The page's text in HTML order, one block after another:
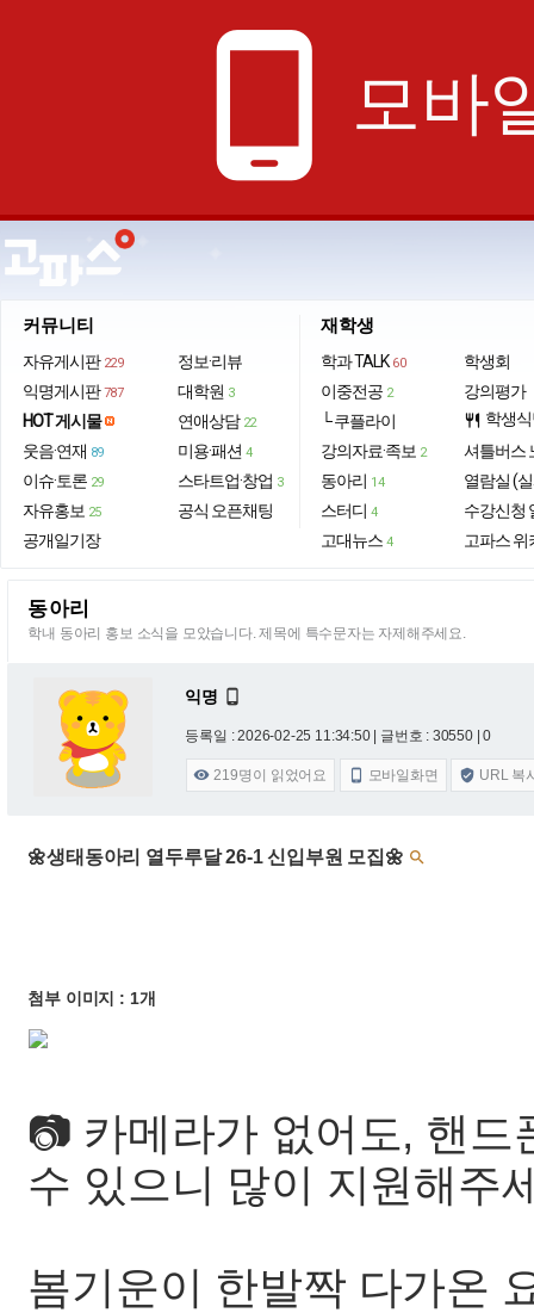
phone_android 모바
커뮤니티
자유게시판 229
익명게시판 787
HOT 게시물
웃음·연재 89
이슈·토론 29
자유홍보 25
공개일기장
정보·리뷰
대학원 3
연애상담 22
미용·패션 4
스타트업·창업 3
공식 오픈채팅
재학생
학과 TALK 60
이중전공 2
└ 쿠플라이
강의자료·족보 2
동아리 14
스터디 4
고대뉴스 4
학생회
강의평가
restaurant 학생
셔틀버스
열람실 (
수강신청
고파스 위
동아리
학내 동아리 홍보 소식을 모았습니다. 제목에 특수문자는 자제해주세요.
익명 
등록일 : 2026-02-25 11:34:50 | 글번호 : 30550 | 0
 219명이 읽었어요  모바일화면  URL 복
🌼생태동아리 열두루달 26-1 신입부원 모집🌼 
첨부 이미지 : 1개
📷 카메라가 없어도, 핸
수 있으니 많이 지원해주
봄기운이 한발짝 다가온